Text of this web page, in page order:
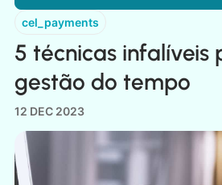
cel_payments
5 técnicas infalíveis
gestão do tempo
12 DEC 2023